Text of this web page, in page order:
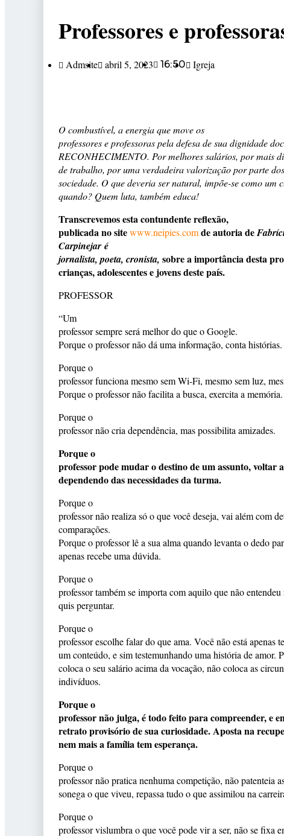
Professores e
Admsite abril 5, 2023 16:50 Igreja
O combustível, a energia que move os
professores e professoras pela defesa de sua dignidade
RECONHECIMENTO. Por melhores salários, por mais
de trabalho, por uma verdadeira valorização por parte
sociedade. O que deveria ser natural, impõe-se como um
quando? Quem luta, também educa!
Transcrevemos esta contundente reflexão,
publicada no sitewww.neipies.comde autoria de
Carpinejar é
jornalista, poeta, cronista, sobre a importância desta
crianças, adolescentes e jovens deste país.
PROFESSOR
“Um
professor sempre será melhor do que o Google.
Porque o professor não dá uma informação, conta histórias.
Porque o
professor funciona mesmo sem Wi-Fi, mesmo sem luz,
Porque o professor não facilita a busca, exercita a memória.
Porque o
professor não cria dependência, mas possibilita amizades.
Porque o
professor pode mudar o destino de um assunto, voltar
dependendo das necessidades da turma.
Porque o
professor não realiza só o que você deseja, vai além com
comparações.
Porque o professor lê a sua alma quando levanta o dedo
apenas recebe uma dúvida.
Porque o
professor também se importa com aquilo que não
quis perguntar.
Porque o
professor escolhe falar do que ama. Você não está apenas
um conteúdo, e sim testemunhando uma história de amor.
coloca o seu salário acima da vocação, não coloca as
indivíduos.
Porque o
professor não julga, é todo feito para compreender, e
retrato provisório de sua curiosidade. Aposta na
nem mais a família tem esperança.
Porque o
professor não pratica nenhuma competição, não patenteia
sonega o que viveu, repassa tudo o que assimilou na
Porque o
professor vislumbra o que você pode vir a ser, não se fixa